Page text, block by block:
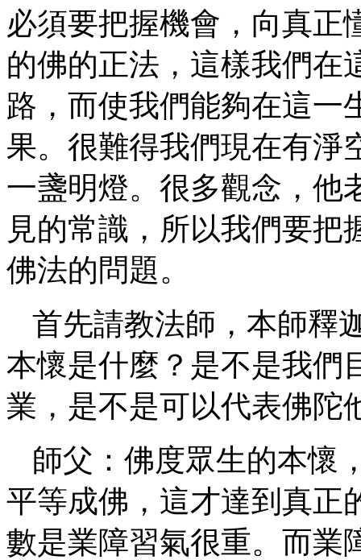
必須要把握機會，向真正
的佛的正法，這樣我們在
路，而使我們能夠在這一
果。很難得我們現在有淨
一盞明燈。很多觀念，他
見的常識，所以我們要
佛法的問題。
首先請教法師，本師釋
本懷是什麼？是不是我們
業，是不是可以代表佛陀
師父：佛度眾生的本懷
平等成佛，這才達到真正
數是業障習氣很重。而業